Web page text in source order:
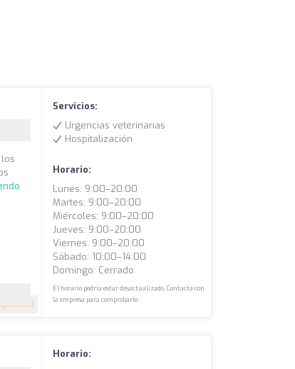
Servicios:
Urgencias veterinarias
Hospitalización
Horario:
Lunes: 9:00–20:00
Martes: 9:00–20:00
Miércoles: 9:00–20:00
Jueves: 9:00–20:00
Viernes: 9:00–20:00
Sábado: 10:00–14:00
Domingo: Cerrado
El horario podría estar desactualizado. Contacta con
la empresa para comprobarlo.
Horario: